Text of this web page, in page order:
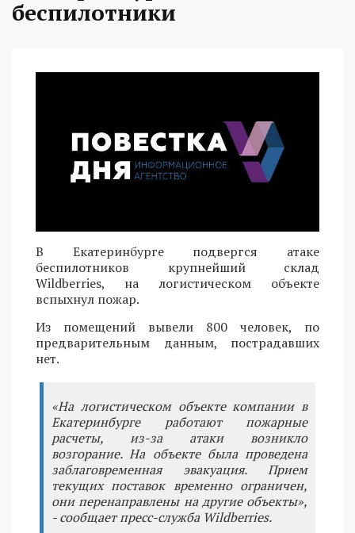
беспилотники
В Екатеринбурге подвергся атаке
беспилотников крупнейший склад
Wildberries, на логистическом объекте
вспыхнул пожар.
Из помещений вывели 800 человек, по
предварительным данным, пострадавших
нет.
«На логистическом объекте компании в
Екатеринбурге работают пожарные
расчеты, из-за атаки возникло
возгорание. На объекте была проведена
заблаговременная эвакуация. Прием
текущих поставок временно ограничен,
они перенаправлены на другие объекты»,
- сообщает пресс-служба Wildberries.